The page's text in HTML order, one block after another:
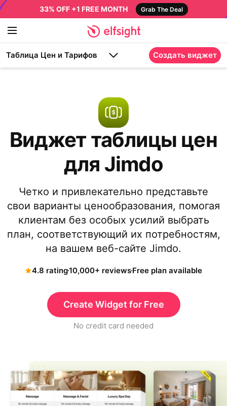
33% OFF +1 FREE MONTH Grab The Deal
Таблица Цен и Тарифов Создать виджет
Виджет таблицы цен
для Jimdo
Четко и привлекательно представьте
свои варианты ценообразования, помогая
клиентам без особых усилий выбрать
план, соответствующий их потребностям,
на вашем веб-сайте Jimdo.
4.8 rating10,000+ reviewsFree plan available
Create Widget for Free
No credit card needed